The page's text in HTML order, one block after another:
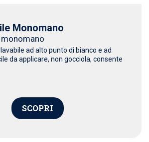
Monomano
ad alto punto di bianco e ad
da applicare, non gocciola, consente
SCOPRI